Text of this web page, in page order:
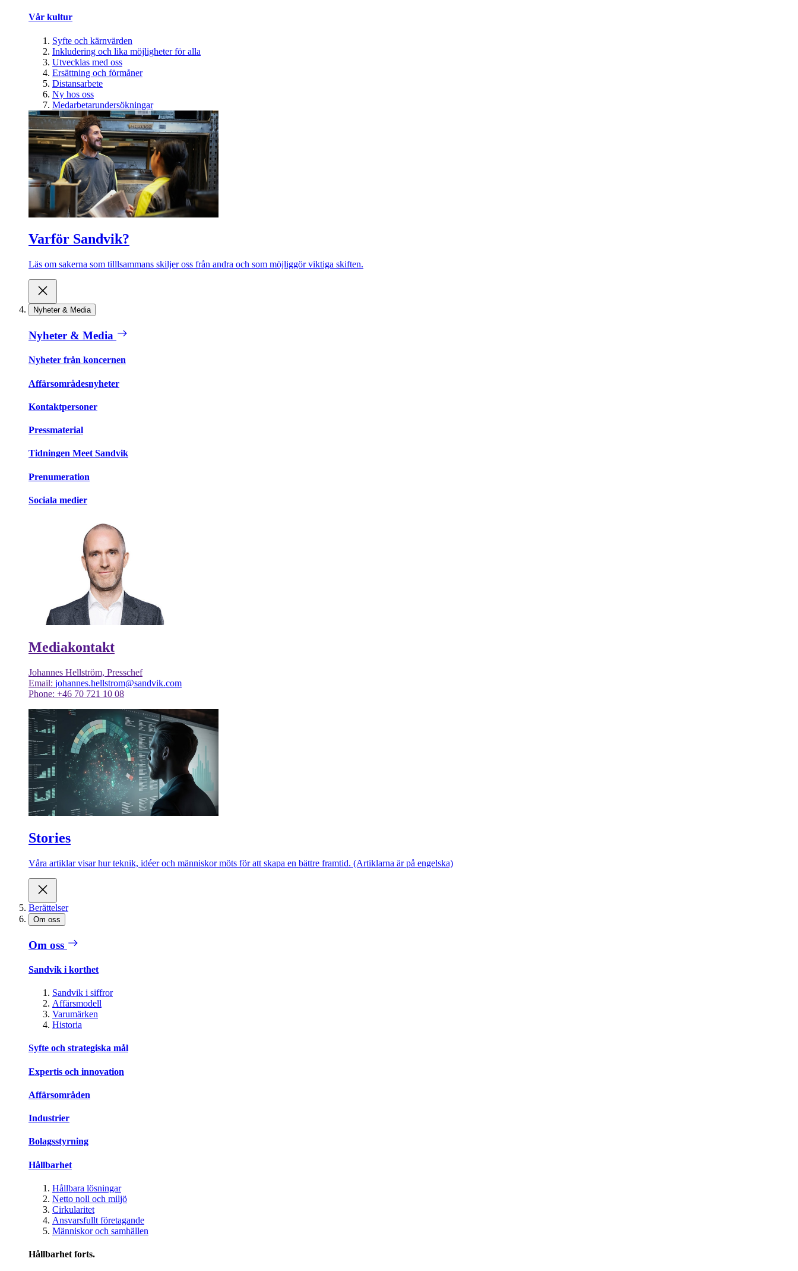
Vår kultur
Syfte och kärnvärden
Inkludering och lika möjligheter för alla
Utvecklas med oss
Ersättning och förmåner
Distansarbete
Ny hos oss
Medarbetarundersökningar
Varför Sandvik?
Läs om sakerna som tilllsammans skiljer oss från andra och som möjliggör viktiga skiften.
Nyheter & Media
Nyheter & Media
Nyheter från koncernen
Affärsområdesnyheter
Kontaktpersoner
Pressmaterial
Tidningen Meet Sandvik
Prenumeration
Sociala medier
Mediakontakt
Johannes Hellström, Presschef
Email: johannes.hellstrom@sandvik.com
Phone: +46 70 721 10 08
Stories
Våra artiklar visar hur teknik, idéer och människor möts för att skapa en bättre framtid. (Artiklarna är på engelska)
Berättelser
Om oss
Om oss
Sandvik i korthet
Sandvik i siffror
Affärsmodell
Varumärken
Historia
Syfte och strategiska mål
Expertis och innovation
Affärsområden
Industrier
Bolagsstyrning
Hållbarhet
Hållbara lösningar
Netto noll och miljö
Cirkularitet
Ansvarsfullt företagande
Människor och samhällen
Hållbarhet forts.